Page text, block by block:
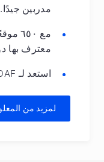
مدربين جيدًا.
معترف بها
استعد لـ TESTDAF
لمزيد من